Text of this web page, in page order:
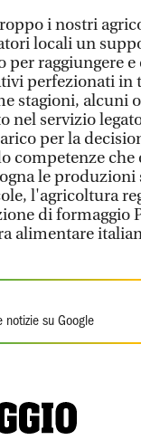
i nostri
locali un
raggiungere
perfezionati in
stagioni, alcuni
nel servizio
per la
competenze che
le produzioni
l'agricoltura
di formaggio
alimentare
su Google